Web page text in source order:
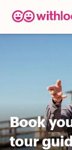
Book
tour